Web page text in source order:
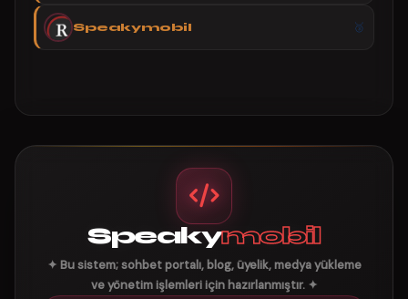
Speakymobil
Speakymobil
✦ Bu sistem; sohbet portalı, blog, üyelik, medya yükleme
ve yönetim işlemleri için hazırlanmıştır. ✦